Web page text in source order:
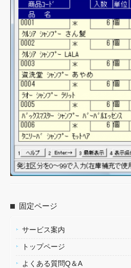
固定ページ
サービス案内
トップページ
よくある質問Q＆A